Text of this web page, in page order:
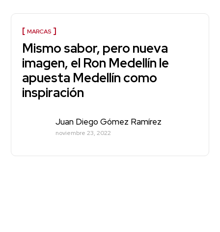
MARCAS
Mismo sabor, pero nueva
imagen, el Ron Medellín le
apuesta Medellín como
inspiración
Juan Diego Gómez Ramírez
noviembre 23, 2022